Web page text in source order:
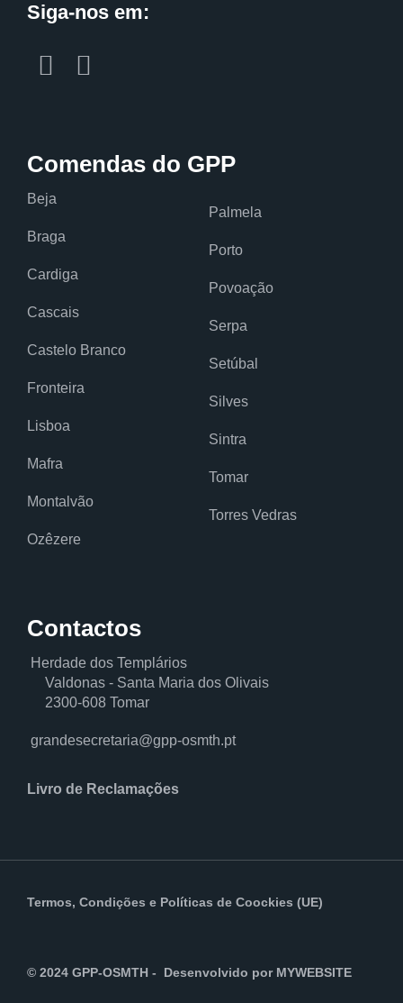
Siga-nos em:
Comendas do GPP
Beja
Braga
Cardiga
Cascais
Castelo Branco
Fronteira
Lisboa
Mafra
Montalvão
Ozêzere
Palmela
Porto
Povoação
Serpa
Setúbal
Silves
Sintra
Tomar
Torres Vedras
Contactos
Herdade dos Templários
Valdonas - Santa Maria dos Olivais
2300-608 Tomar
grandesecretaria@gpp-osmth.pt
Livro de Reclamações
Termos, Condições e Políticas de Coockies (UE)
© 2024 GPP-OSMTH - Desenvolvido por MYWEBSITE